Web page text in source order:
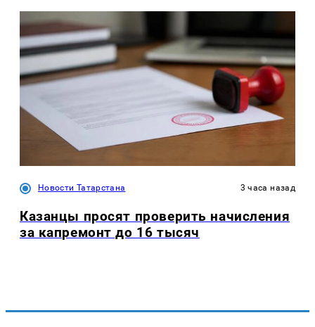
Новости Татарстана 3 часа назад
Казанцы просят проверить начисления
за капремонт до 16 тысяч